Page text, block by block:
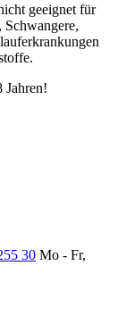
geeignet für
Schwangere,
Jahren!
30 Mo - Fr,